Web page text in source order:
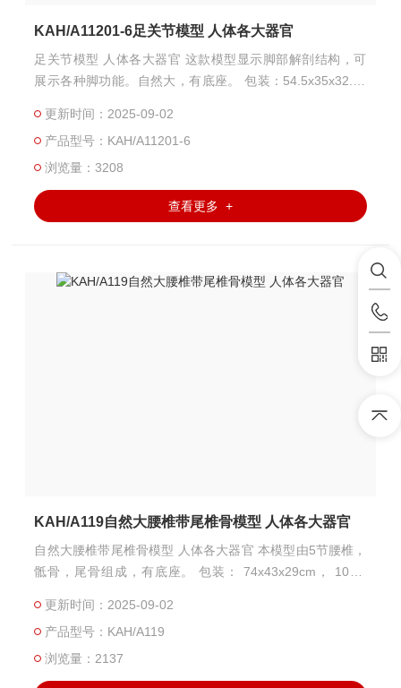
KAH/A11201-6足关节模型 人体各大器官
足关节模型 人体各大器官 这款模型显示脚部解剖结构，可
展示各种脚功能。自然大，有底座。 包装：54.5x35x32.5c
更新时间：2025-09-02
产品型号：KAH/A11201-6
浏览量：3208
查看更多 +
KAH/A119自然大腰椎带尾椎骨模型 人体各大器官
自然大腰椎带尾椎骨模型 人体各大器官 本模型由5节腰椎，
骶骨，尾骨组成，有底座。 包装： 74x43x29cm， 10件/
更新时间：2025-09-02
产品型号：KAH/A119
浏览量：2137